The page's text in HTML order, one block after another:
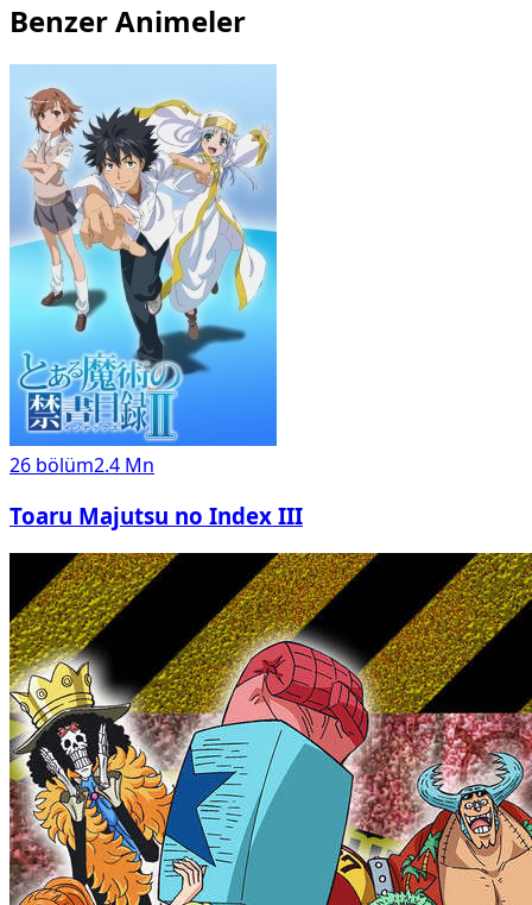
Benzer Animeler
26 bölüm2.4 Mn
Toaru Majutsu no Index III